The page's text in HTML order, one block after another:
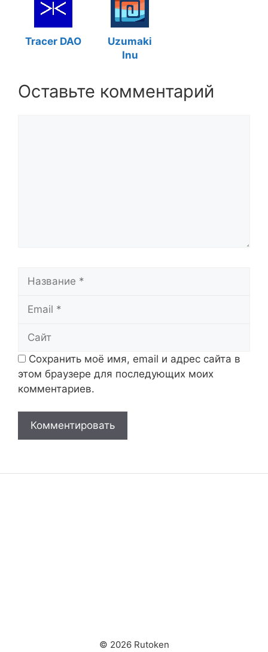
Tracer DAO
Uzumaki
Inu
Оставьте комментарий
Сохранить моё имя, email и адрес сайта в
этом браузере для последующих моих
комментариев.
© 2026 Rutoken